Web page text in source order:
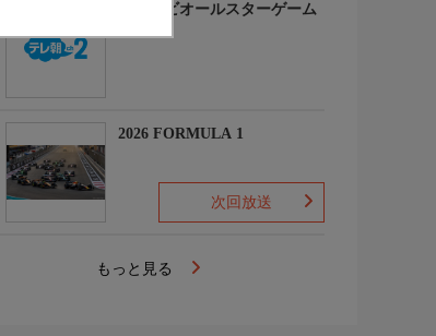
マイナビオールスターゲーム
2026
2026 FORMULA 1
次回放送
もっと見る